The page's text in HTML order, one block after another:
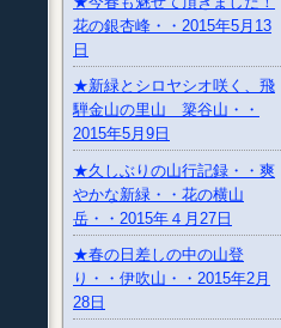
花の銀杏峰・・2015年5月13
日
★新緑とシロヤシオ咲く、飛
騨金山の里山 簗谷山・・
2015年5月9日
★久しぶりの山行記録・・爽
やかな新緑・・花の横山
岳・・2015年４月27日
★春の日差しの中の山登
り・・伊吹山・・2015年2月
28日